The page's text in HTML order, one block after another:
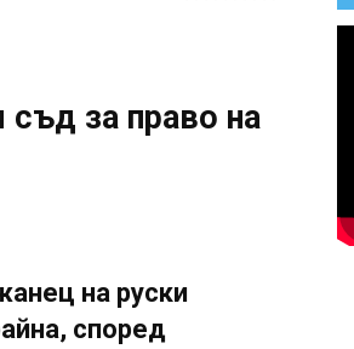
съд за право на
на руски
според